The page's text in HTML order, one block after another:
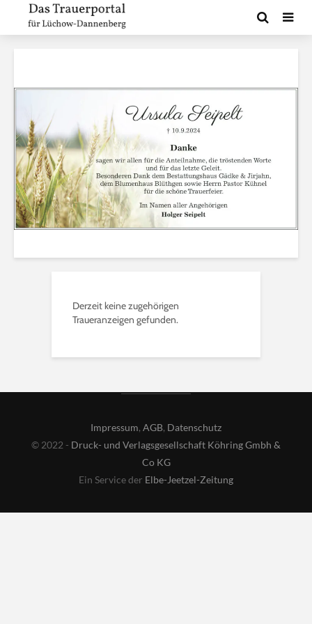
Derzeit keine zugehörigen
Traueranzeigen gefunden.
Impressum, AGB, Datenschutz
© 2022 - Druck- und Verlagsgesellschaft Köhring Gmbh &
Co KG
Ein Service der Elbe-Jeetzel-Zeitung